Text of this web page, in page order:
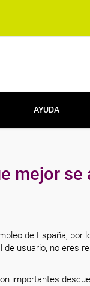
AYUDA
mejor se
de España, por
usuario, no eres
importantes